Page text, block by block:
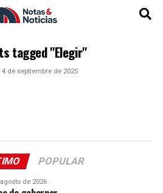
tagged "Elegir"
4 de septiembre de 2025
POPULAR
de 2026